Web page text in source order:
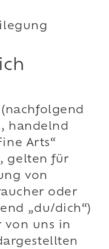
handelnd
Arts“
gelten für
von
oder
„du/dich“)
von uns in